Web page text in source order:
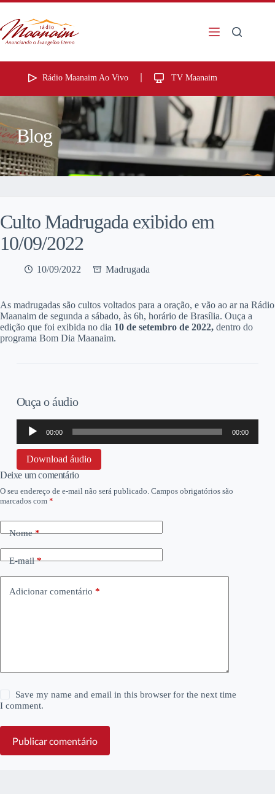
Rádio Maanaim Ao Vivo TV Maanaim
Blog
Culto Madrugada exibido em
10/09/2022
10/09/2022 Madrugada
As madrugadas são cultos voltados para a oração, e vão ao ar na Rádio
Maanaim de segunda a sábado, às 6h, horário de Brasília. Ouça a
edição que foi exibida no dia 10 de setembro de 2022, dentro do
programa Bom Dia Maanaim.
Ouça o áudio
Tocador
áudio
00:00 00:00
Download áudio
Deixe um comentário
O seu endereço de e-mail não será publicado. Campos obrigatórios são
marcados com *
Nome*
E-mail*
Adicionar comentário *
Save my name and email in this browser for the next time
I comment.
Publicar comentário